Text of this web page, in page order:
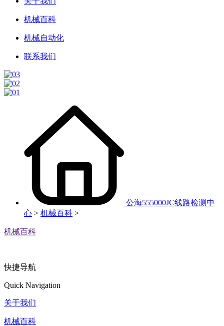
机械百科
机械自动化
联系我们
公海555000JC线路检测中
心 > 机械百科 >
机械百科
快捷导航
Quick Navigation
关于我们
机械百科